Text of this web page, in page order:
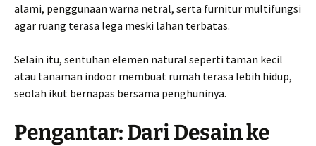
alami, penggunaan warna netral, serta furnitur multifungsi
agar ruang terasa lega meski lahan terbatas.
Selain itu, sentuhan elemen natural seperti taman kecil
atau tanaman indoor membuat rumah terasa lebih hidup,
seolah ikut bernapas bersama penghuninya.
Pengantar: Dari Desain ke